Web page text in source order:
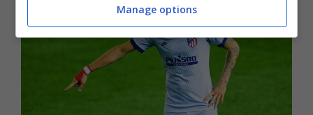
Manage options